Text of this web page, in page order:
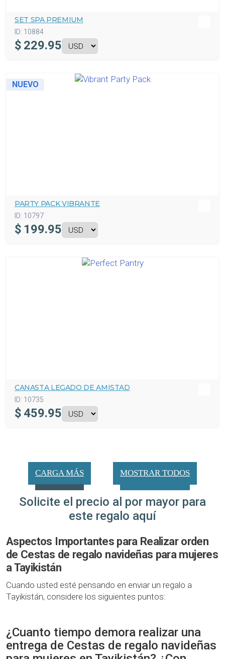
SET SPA PREMIUM
ID: 10884
$ 229.95
NUEVO
PARTY PACK VIBRANTE
ID: 10797
$ 199.95
CANASTA LEGADO DE AMISTAD
ID: 10735
$ 459.95
CARGA MÁS MOSTRAR TODOS
Solicite el precio al por mayor para
este regalo aquí
Aspectos Importantes para Realizar orden
de Cestas de regalo navideñas para mujeres
a Tayikistán
Cuando usted esté pensando en enviar un regalo a
Tayikistán, considere los siguientes puntos:
¿Cuanto tiempo demora realizar una
entrega de Cestas de regalo navideñas